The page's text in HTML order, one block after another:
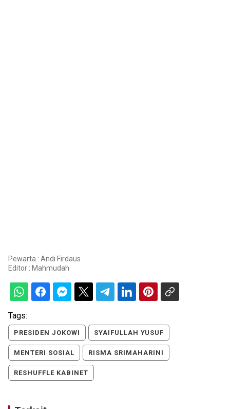
Pewarta : Andi Firdaus
Editor : Mahmudah
Tags:
PRESIDEN JOKOWI SYAIFULLAH YUSUF
MENTERI SOSIAL RISMA SRIMAHARINI
RESHUFFLE KABINET